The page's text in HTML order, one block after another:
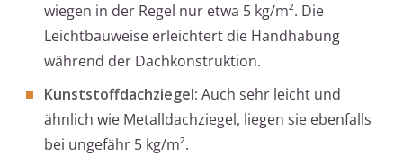
wiegen in der Regel nur etwa 5 kg/m². Die
Leichtbauweise erleichtert die Handhabung
während der Dachkonstruktion.
Kunststoffdachziegel: Auch sehr leicht und
ähnlich wie Metalldachziegel, liegen sie ebenfalls
bei ungefähr 5 kg/m².